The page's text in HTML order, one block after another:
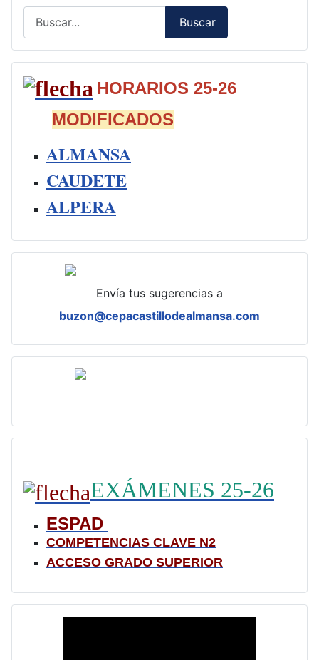
Type 2 or more characters for results.
Buscar
HORARIOS 25-26
MODIFICADOS
ALMANSA
CAUDETE
ALPERA
Envía tus sugerencias a
buzon@cepacastillodealmansa.com
EXÁMENES 25-26
ESPAD
COMPETENCIAS CLAVE N2
ACCESO GRADO SUPERIOR